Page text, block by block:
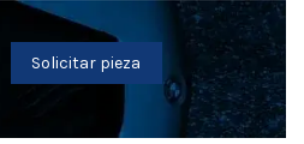
Solicitar pieza